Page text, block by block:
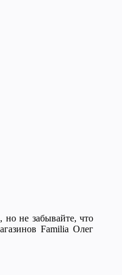
не забывайте, что
Familia Олег